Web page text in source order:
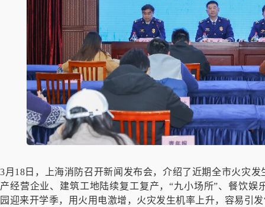
3月18日，上海消防召开新闻发布会，介绍了近期全市火灾
产经营企业、建筑工地陆续复工复产，“九小场所”、餐饮
园迎来开学季，用火用电激增，火灾发生机率上升，容易引